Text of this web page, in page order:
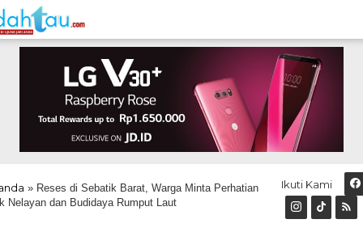
» Reses di Sebatik Barat, Warga Minta Perhatian
Nelayan dan Budidaya Rumput Laut
Ikuti Kami